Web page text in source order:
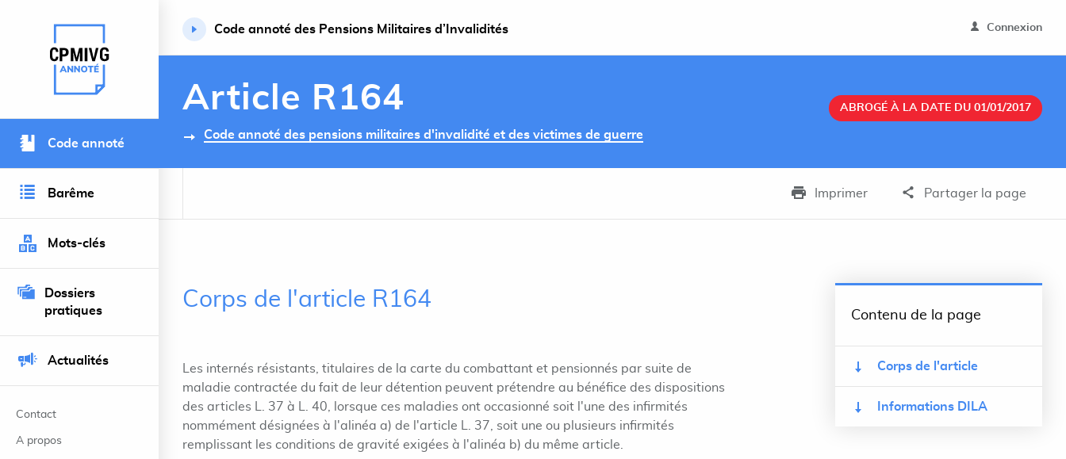
Retour à l’accueil du site
Code annoté
Barême
Mots-clés
Dossiers
pratiques
Actualités
Contact
A propos
Code annoté des Pensions Militaires d’Invalidités Connexion
Article R164
Code annoté des pensions militaires d'invalidité et des victimes de guerre
ABROGÉ À LA DATE DU 01/01/2017
Imprimer Partager la page
Corps de l'article R164
Les internés résistants, titulaires de la carte du combattant et pensionnés par suite de
maladie contractée du fait de leur détention peuvent prétendre au bénéfice des dispositions
des articles L. 37 à L. 40, lorsque ces maladies ont occasionné soit l'une des infirmités
nommément désignées à l'alinéa a) de l'article L. 37, soit une ou plusieurs infirmités
remplissant les conditions de gravité exigées à l'alinéa b) du même article.
Contenu de la page
Corps de l'article
Informations DILA